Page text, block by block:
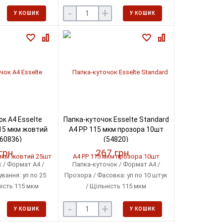
У КОШИК - + У КОШИК
A4 Esselte
мкм жовтий
/ Формат А4 /
уп по 25
115 мкм
У КОШИК
Папка-куточок Esselte Standard
A4 PP 115 мкм прозора 10шт
(54820)
267 грн
Папка-куточок / Формат А4 /
Прозора / Фасовка: уп по 10 штук
/ Щільність 115 мкм
- + У КОШИК